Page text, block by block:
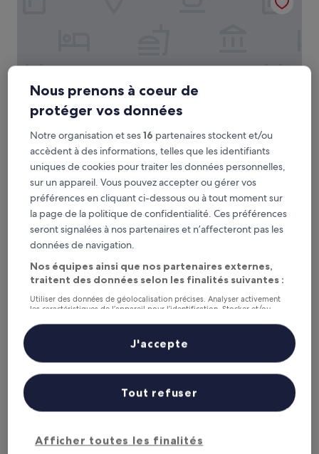
Starhotels Du Parc
Starhotels Du Parc
Hébergement
4.0 étoiles
Oltretorrente
8.8
10,
Excellent,
(1 000 avis)
8,8/10 Excellent (1 000 avis)
Le
est
de
89 €
89 €
Nous prenons à coeur de
protéger vos données
Notre organisation et ses16 partenaires stockent et/ou
accèdent à des informations, telles que les identifiants
uniques de cookies pour traiter les données personnelles,
sur un appareil. Vous pouvez accepter ou gérer vos
préférences en cliquant ci-dessous ou à tout moment sur
la page de la politique de confidentialité. Ces préférences
seront signalées à nos partenaires et n’affecteront pas les
données de navigation.
Nos équipes ainsi que nos partenaires externes,
traitent des données selon les finalités suivantes :
Utiliser des données de géolocalisation précises. Analyser activement
les caractéristiques de l’appareil pour l’identification. Stocker et/ou
personnalisés, mesure de performance des publicités et du contenu,
études d’audience et développement de services.
Liste de nos partenaires (fournisseurs)
Afficher toutes les finalités
Tout refuser
J'accepte